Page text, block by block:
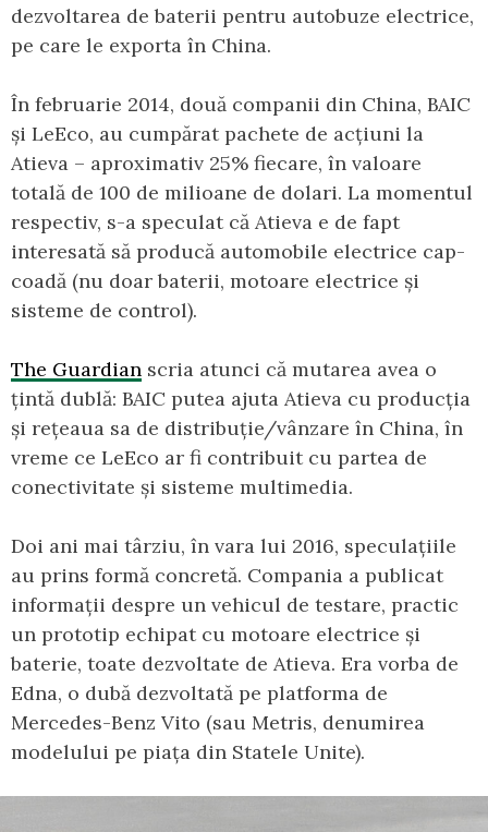
dezvoltarea de baterii pentru autobuze electrice,
pe care le exporta în China.
În februarie 2014, două companii din China, BAIC
și LeEco, au cumpărat pachete de acțiuni la
Atieva – aproximativ 25% fiecare, în valoare
totală de 100 de milioane de dolari. La momentul
respectiv, s-a speculat că Atieva e de fapt
interesată să producă automobile electrice cap-
coadă (nu doar baterii, motoare electrice și
sisteme de control).
The Guardian scria atunci că mutarea avea o
țintă dublă: BAIC putea ajuta Atieva cu producția
și rețeaua sa de distribuție/vânzare în China, în
vreme ce LeEco ar fi contribuit cu partea de
conectivitate și sisteme multimedia.
Doi ani mai târziu, în vara lui 2016, speculațiile
au prins formă concretă. Compania a publicat
informații despre un vehicul de testare, practic
un prototip echipat cu motoare electrice și
baterie, toate dezvoltate de Atieva. Era vorba de
Edna, o dubă dezvoltată pe platforma de
Mercedes-Benz Vito (sau Metris, denumirea
modelului pe piața din Statele Unite).